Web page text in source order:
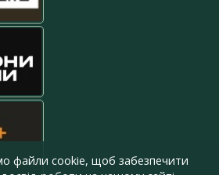
файли cookie, щоб забезпечити